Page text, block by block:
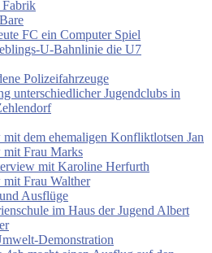
FC ein Computer Spiel
U-Bahnlinie die U7
Polizeifahrzeuge
unterschiedlicher Jugendclubs in
dem ehemaligen Konfliktlotsen Jan
Frau Marks
mit Karoline Herfurth
Frau Walther
Ausflüge
im Haus der Jugend Albert
Demonstration